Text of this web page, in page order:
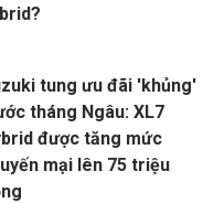
tung ưu đãi 'khủng'
tháng Ngâu: XL7
được tăng mức
mại lên 75 triệu